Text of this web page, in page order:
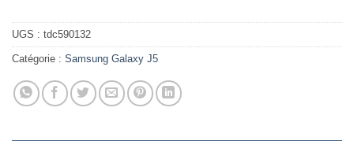
UGS : tdc590132
Catégorie : Samsung Galaxy J5